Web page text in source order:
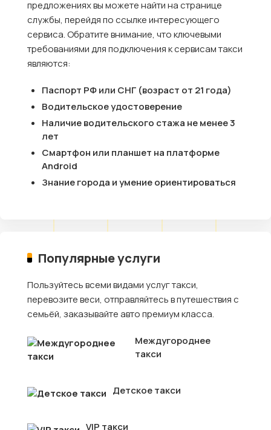
предложениях вы можете найти на странице
службы, перейдя по ссылке интересующего
сервиса. Обратите внимание, что ключевыми
требованиями для подключения к сервисам такси
являются:
Паспорт РФ или СНГ (возраст от 21 года)
Водительское удостоверение
Наличие водительского стажа не менее 3
лет
Смартфон или планшет на платформе
Android
Знание города и умение ориентироваться
Популярные услуги
Пользуйтесь всеми видами услуг такси,
перевозите веси, отправляйтесь в путешествия с
семьёй, заказывайте авто премиум класса.
Междугороднее
такси
Детское такси
VIP такси